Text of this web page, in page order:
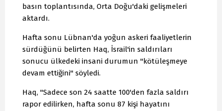
basın toplantısında, Orta Doğu'daki gelişmeleri
aktardı.
Hafta sonu Lübnan'da yoğun askeri faaliyetlerin
sürdüğünü belirten Haq, İsrail'in saldırıları
sonucu ülkedeki insani durumun "kötüleşmeye
devam ettiğini" söyledi.
Haq, "Sadece son 24 saatte 100'den fazla saldırı
rapor edilirken, hafta sonu 87 kişi hayatını